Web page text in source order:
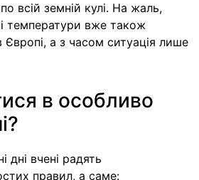
всій земній кулі. На жаль,
температури вже також
Європі, а з часом ситуація лише
в особливо
дні вчені радять
правил, а саме: